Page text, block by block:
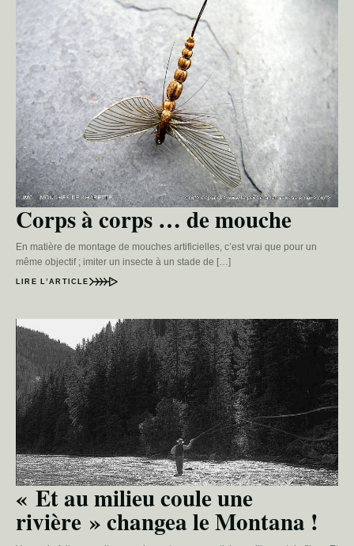
Corps à corps … de mouche
En matière de montage de mouches artificielles, c’est vrai que pour un
même objectif ; imiter un insecte à un stade de […]
LIRE L’ARTICLE
« Et au milieu coule une
rivière » changea le Montana !